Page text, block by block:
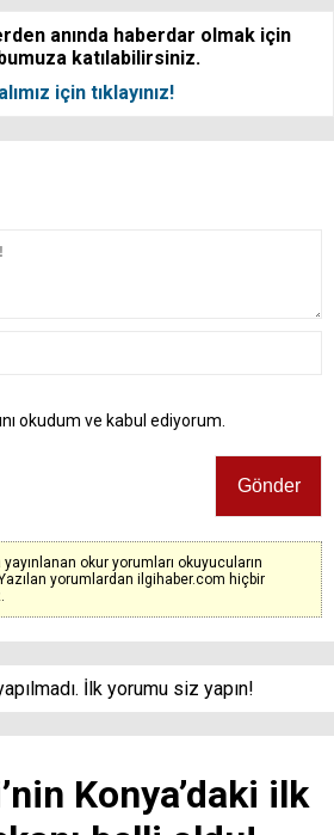
anında haberdar olmak için
katılabilirsiniz.
için tıklayınız!
okudum ve kabul ediyorum.
okur yorumları okuyucuların
yorumlardan ilgihaber.com hiçbir
İlk yorumu siz yapın!
Konya’daki ilk